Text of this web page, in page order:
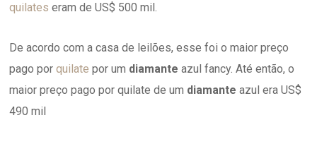
quilates eram de US$ 500 mil.
De acordo com a casa de leilões, esse foi o maior preço
pago porquilate por um diamante azul fancy. Até então, o
maior preço pago por quilate de um diamante azul era US$
490 mil